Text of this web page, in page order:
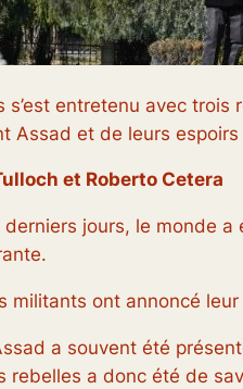
s’est entretenu avec
Assad et de leurs
et Roberto Cetera
jours, le monde
militants ont annoncé
a souvent été
rebelles a donc été de